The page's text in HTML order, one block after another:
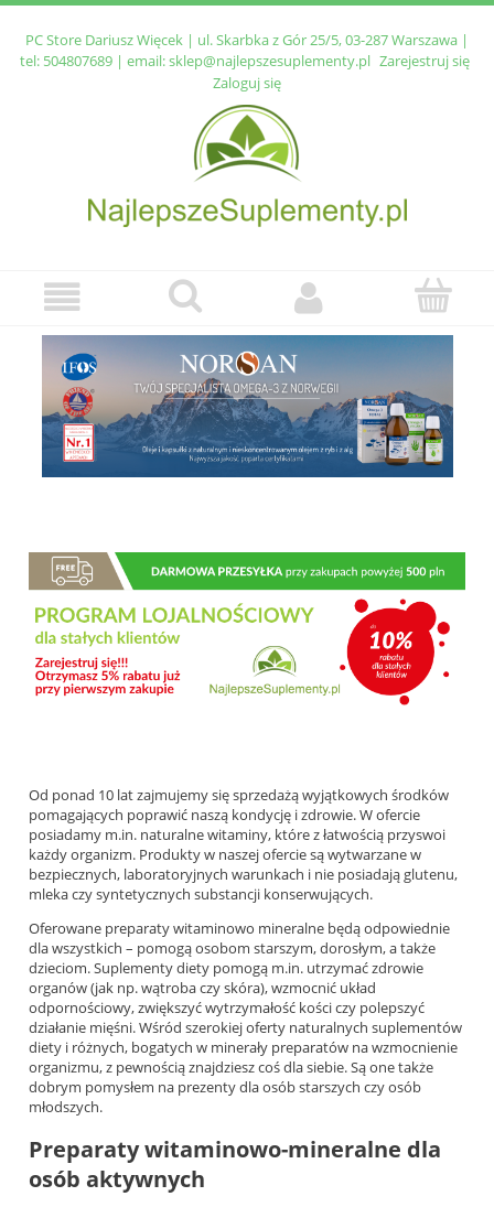
PC Store Dariusz Więcek | ul. Skarbka z Gór 25/5, 03-287 Warszawa |
tel: 504807689| email:sklep@najlepszesuplementy.pl Zarejestruj się
Zaloguj się
Od ponad 10 lat zajmujemy się sprzedażą wyjątkowych środków
pomagających poprawić naszą kondycję i zdrowie. W ofercie
posiadamy m.in. naturalne witaminy, które z łatwością przyswoi
każdy organizm. Produkty w naszej ofercie są wytwarzane w
bezpiecznych, laboratoryjnych warunkach i nie posiadają glutenu,
mleka czy syntetycznych substancji konserwujących.
Oferowane preparaty witaminowo mineralne będą odpowiednie
dla wszystkich – pomogą osobom starszym, dorosłym, a także
dzieciom. Suplementy diety pomogą m.in. utrzymać zdrowie
organów (jak np. wątroba czy skóra), wzmocnić układ
odpornościowy, zwiększyć wytrzymałość kości czy polepszyć
działanie mięśni. Wśród szerokiej oferty naturalnych suplementów
diety i różnych, bogatych w minerały preparatów na wzmocnienie
organizmu, z pewnością znajdziesz coś dla siebie. Są one także
dobrym pomysłem na prezenty dla osób starszych czy osób
młodszych.
Preparaty witaminowo-mineralne dla
osób aktywnych